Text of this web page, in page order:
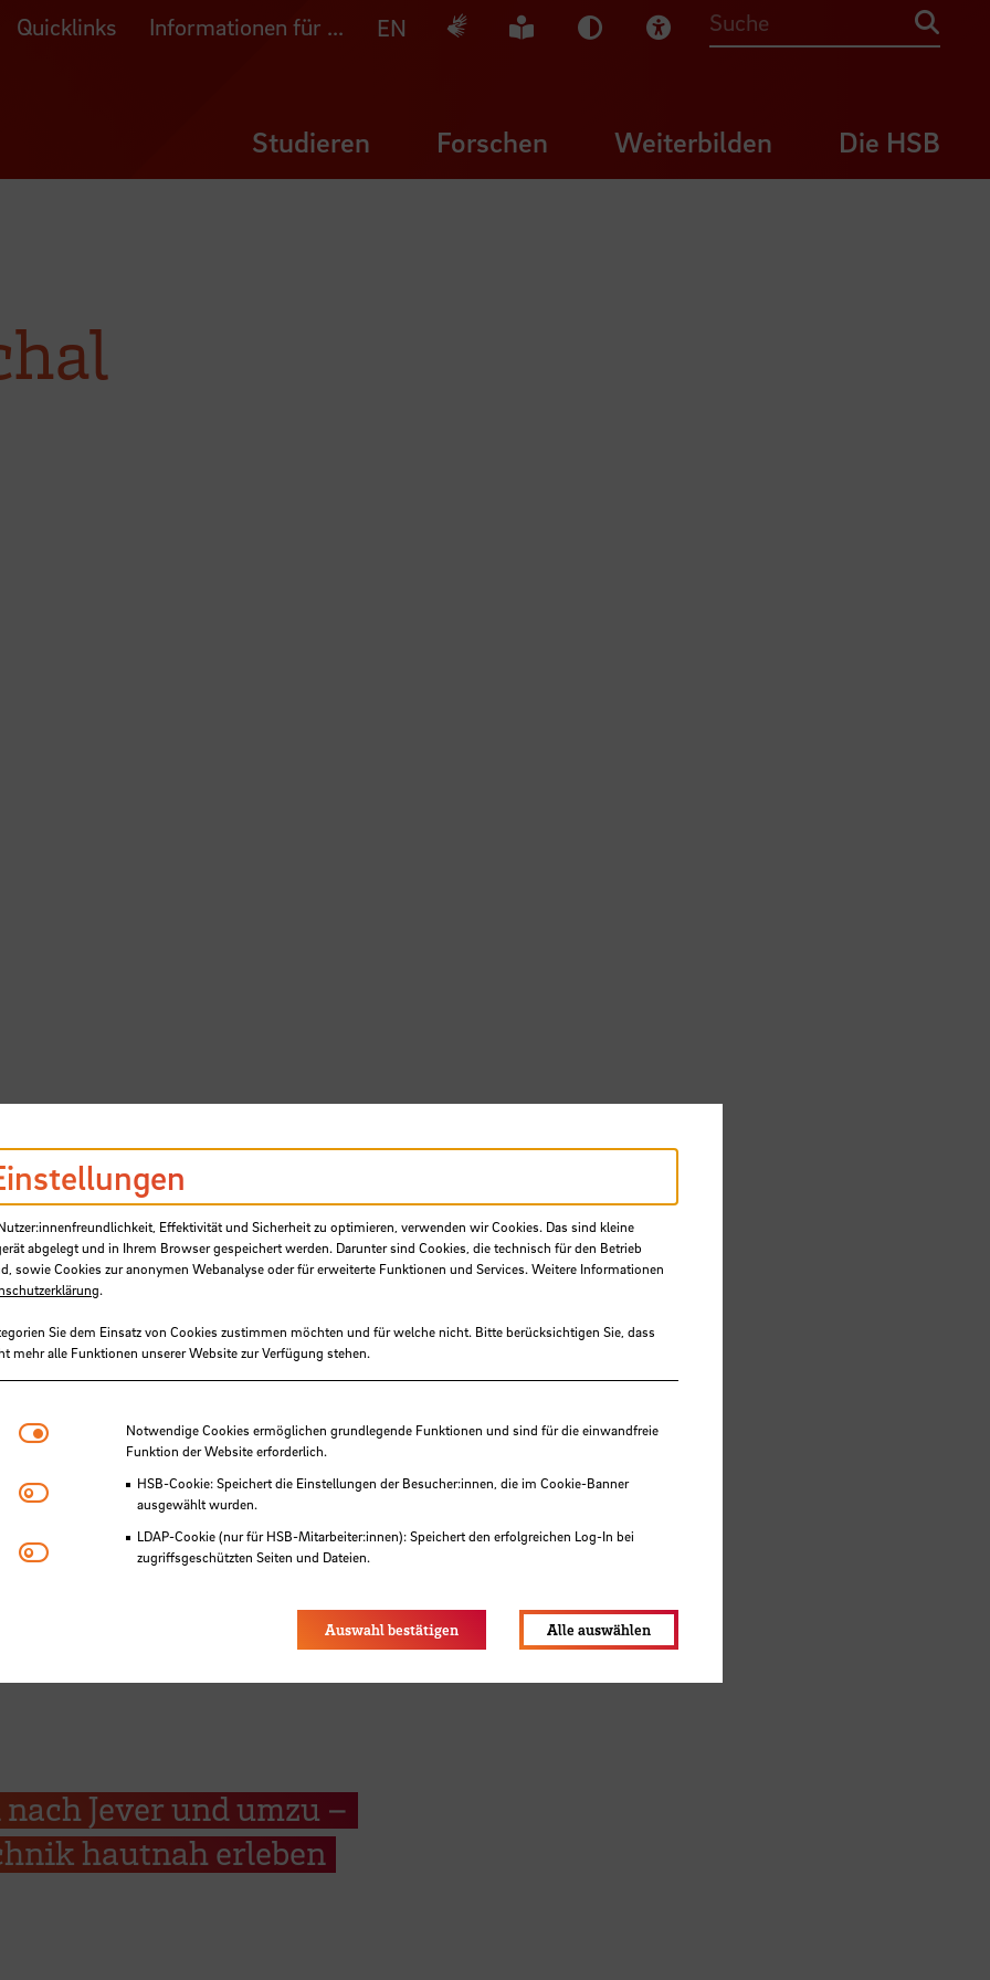
Quicklinks Informationen für ... EN Deutsche Gebärdensprache
Leichte Sprache
Dunkel-Modus
Visuelle Hilfe
Suche
Studieren Forschen Weiterbilden Die HSB
der Zukunft
Jever und umzu –
hautnah erleben
Effektivität und Sicherheit zu optimieren, verwenden wir Cookies. Das sind kleine
abgelegt und in Ihrem Browser gespeichert werden. Darunter sind Cookies, die technisch für den Betrieb
sowie Cookies zur anonymen Webanalyse oder für erweiterte Funktionen und Services. Weitere Informationen
.
Sie dem Einsatz von Cookies zustimmen möchten und für welche nicht. Bitte berücksichtigen Sie, dass
mehr alle Funktionen unserer Website zur Verfügung stehen.
Notwendige CookiesNotwendige Cookies ermöglichen grundlegende Funktionen und sind für die einwandfreie
Funktion der Website erforderlich.
HSB-Cookie: Speichert die Einstellungen der Besucher:innen, die im Cookie-Banner
ausgewählt wurden.
LDAP-Cookie (nur für HSB-Mitarbeiter:innen): Speichert den erfolgreichen Log-In bei
zugriffsgeschützten Seiten und Dateien.
Matomo
Youtube
Auswahl bestätigen Alle auswählen